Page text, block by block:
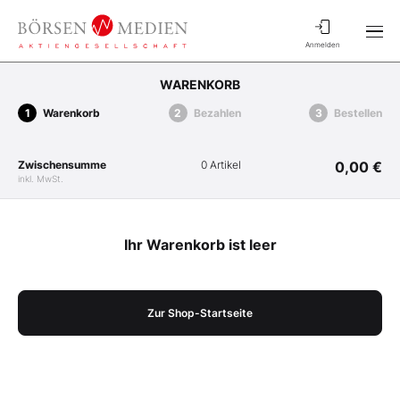
Anmelden
WARENKORB
Warenkorb Bezahlen Bestellen
Zwischensumme
inkl. MwSt.
0 Artikel 0,00 €
Ihr Warenkorb ist leer
Zur Shop-Startseite